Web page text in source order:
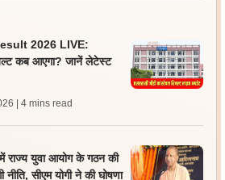
2026 LIVE:
कब आएगा? जानें लेटेस्ट
| 4 mins read
युवा आयोग के गठन की
सीएम योगी ने की घोषणा